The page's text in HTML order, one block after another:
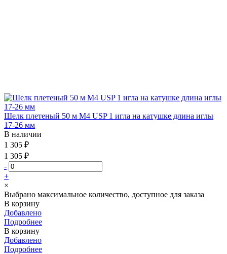
Шелк плетеный 50 м М4 USP 1 игла на катушке длина иглы
17-26 мм
В наличии
1 305 ₽
1 305 ₽
-
+
×
Выбрано максимальное количество, доступное для заказа
В корзину
Добавлено
Подробнее
В корзину
Добавлено
Подробнее